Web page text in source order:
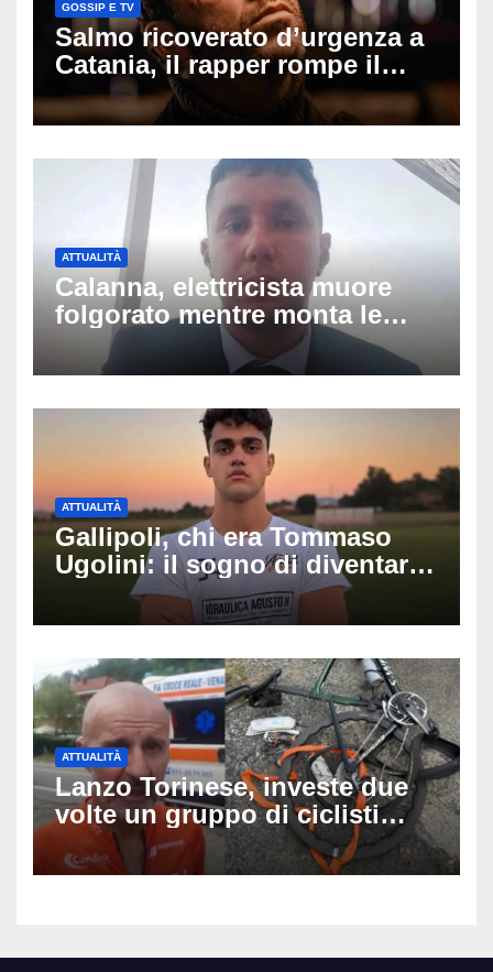
GOSSIP E TV
Salmo ricoverato d’urgenza a
Catania, il rapper rompe il
silenzio dopo la notte in
ospedale: come sta e cosa
ATTUALITÀ
Calanna, elettricista muore
folgorato mentre monta le
luminarie della festa: chi era
Fabio Calabrò e cosa è
ATTUALITÀ
Gallipoli, chi era Tommaso
Ugolini: il sogno di diventare
medico e la fascia da
capitano, il dolore di Bologna
ATTUALITÀ
Lanzo Torinese, investe due
volte un gruppo di ciclisti
dopo una lite: arrestato
73enne, il racconto choc di un